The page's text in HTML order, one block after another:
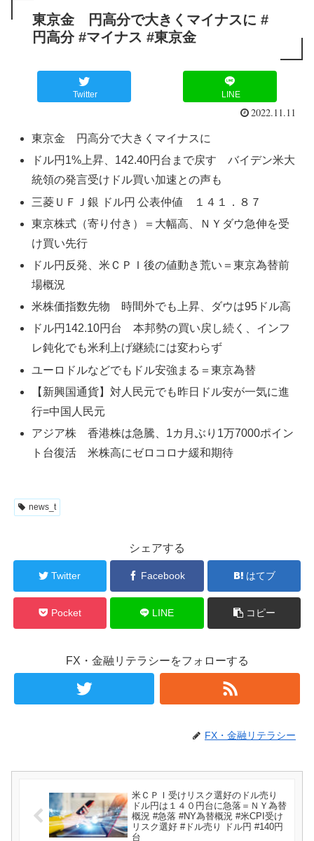
東京金 円高分で大きくマイナスに #
円高分 #マイナス #東京金
Twitter LINE
2022.11.11
東京金 円高分で大きくマイナスに
ドル円1%上昇、142.40円台まで戻す バイデン米大
統領の発言受けドル買い加速との声も
三菱ＵＦＪ銀 ドル円 公表仲値 １４１．８７
東京株式（寄り付き）＝大幅高、ＮＹダウ急伸を受
け買い先行
ドル円反発、米ＣＰＩ後の値動き荒い＝東京為替前
場概況
米株価指数先物 時間外でも上昇、ダウは95ドル高
ドル円142.10円台 本邦勢の買い戻し続く、インフ
レ鈍化でも米利上げ継続には変わらず
ユーロドルなどでもドル安強まる＝東京為替
【新興国通貨】対人民元でも昨日ドル安が一気に進
行=中国人民元
アジア株 香港株は急騰、1カ月ぶり1万7000ポイン
ト台復活 米株高にゼロコロナ緩和期待
news_t
シェアする
Twitter Facebook はてブ
Pocket LINE コピー
FX・金融リテラシーをフォローする
FX・金融リテラシー
米ＣＰＩ受けリスク選好のドル売り
ドル円は１４０円台に急落＝ＮＹ為替
概況 #急落 #NY為替概況 #米CPI受け
リスク選好 #ドル売り ドル円 #140円
台